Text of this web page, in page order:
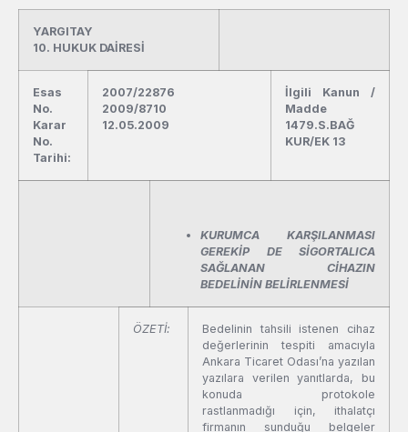
YARGITAY
10. HUKUK DAİRESİ
Esas
No.
Karar
No.
Tarihi:
2007/22876
2009/8710
12.05.2009
İlgili Kanun /
Madde
1479.S.BAĞ
KUR/EK 13
KURUMCA KARŞILANMASI
GEREKİP DE SİGORTALICA
SAĞLANAN CİHAZIN
BEDELİNİN BELİRLENMESİ
ÖZETİ:
Bedelinin tahsili istenen cihaz
değerlerinin tespiti amacıyla
Ankara Ticaret Odası’na yazılan
yazılara verilen yanıtlarda, bu
konuda protokole
rastlanmadığı için, ithalatçı
firmanın sunduğu belgeler